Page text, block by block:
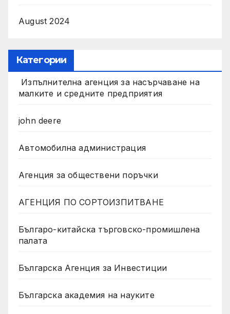
August 2024
Категории
Изпълнителна агенция за насърчаване на
малките и средните предприятия
john deere
Автомобилна администрация
Агенция за обществени поръчки
АГЕНЦИЯ ПО СОРТОИЗПИТВАНЕ
Българо-китайска търговско-промишлена
палата
Българска Агенция за Инвестиции
Българска академия на науките